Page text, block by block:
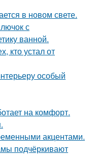
в новом свете.
с
ванной.
кто устал от
особый
на комфорт.
акцентами.
подчёркивают